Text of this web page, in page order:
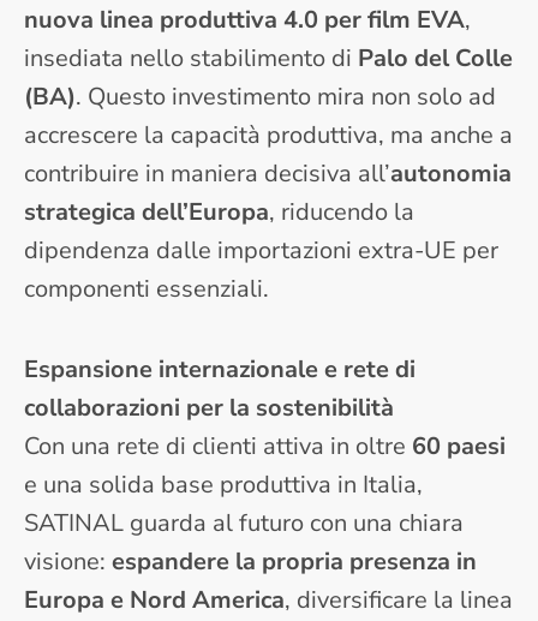
nuova linea produttiva 4.0 per film EVA,
insediata nello stabilimento di Palo del Colle
(BA). Questo investimento mira non solo ad
accrescere la capacità produttiva, ma anche a
contribuire in maniera decisiva all’autonomia
strategica dell’Europa, riducendo la
dipendenza dalle importazioni extra-UE per
componenti essenziali.
Espansione internazionale e rete di
collaborazioni per la sostenibilità
Con una rete di clienti attiva in oltre 60 paesi
e una solida base produttiva in Italia,
SATINAL guarda al futuro con una chiara
visione: espandere la propria presenza in
Europa e Nord America, diversificare la linea